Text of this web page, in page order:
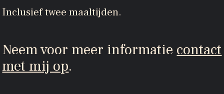
Inclusief twee maaltijden.
Neem voor meer informatie contact
met mij op.